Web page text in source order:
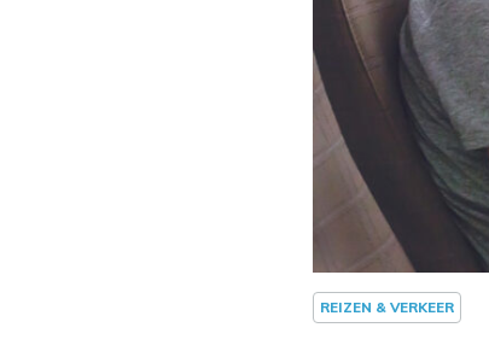
REIZEN & VERKEER